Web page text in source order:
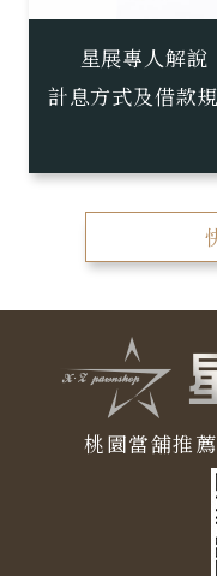
星展專人解說
計息方式及借款
桃園當舖推薦